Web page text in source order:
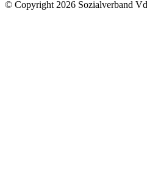
© Copyright 2026 Sozialverband